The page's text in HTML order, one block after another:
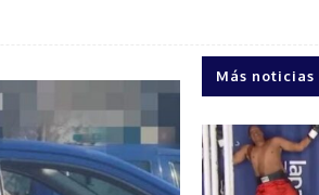
Más noticias